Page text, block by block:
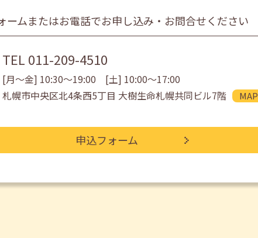
ームまたはお電話でお申し込み・お問合せください
TEL 011-209-4510
[月〜金] 10:30〜19:00 [土] 10:00〜17:00
札幌市中央区北4条西5丁目 大樹生命札幌共同ビル7階
MAP
申込フォーム